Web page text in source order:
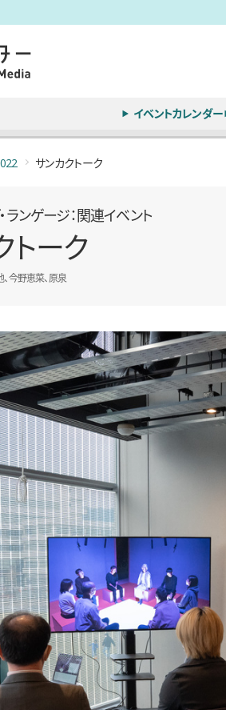
イベントカレンダー
サンカクトーク
ランゲージ：関連イベント
トーク
今野恵菜、原泉